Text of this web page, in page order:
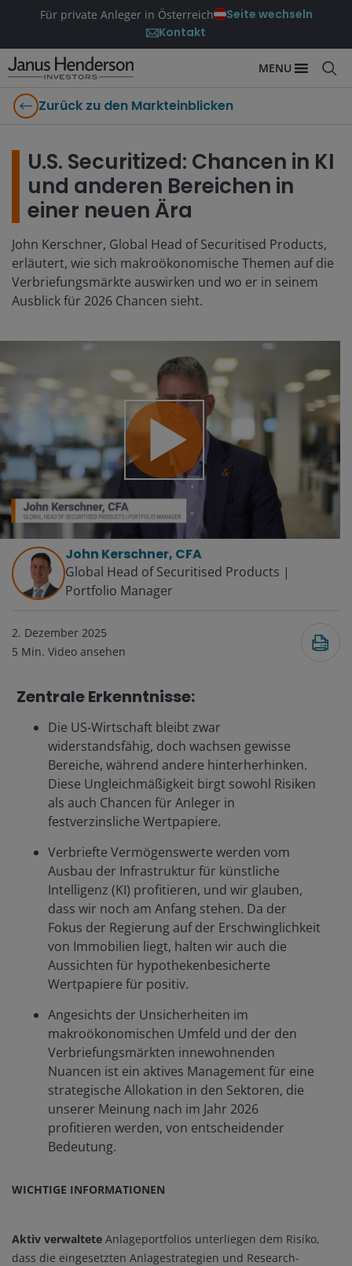
Für private Anleger in Österreich
Seite wechseln
Kontakt
MENU
Zurück zu den Markteinblicken
U.S. Securitized: Chancen in KI
und anderen Bereichen in
einer neuen Ära
John Kerschner, Global Head of Securitised Products,
erläutert, wie sich makroökonomische Themen auf die
Verbriefungsmärkte auswirken und wo er in seinem
Ausblick für 2026 Chancen sieht.
Video
abspielen
John Kerschner, CFA
Global Head of Securitised Products |
Portfolio Manager
2. Dezember 2025
5 Min. Video ansehen
Zentrale Erkenntnisse:
Die US-Wirtschaft bleibt zwar
widerstandsfähig, doch wachsen gewisse
Bereiche, während andere hinterherhinken.
Diese Ungleichmäßigkeit birgt sowohl Risiken
als auch Chancen für Anleger in
festverzinsliche Wertpapiere.
Verbriefte Vermögenswerte werden vom
Ausbau der Infrastruktur für künstliche
Intelligenz (KI) profitieren, und wir glauben,
dass wir noch am Anfang stehen. Da der
Fokus der Regierung auf der Erschwinglichkeit
von Immobilien liegt, halten wir auch die
Aussichten für hypothekenbesicherte
Wertpapiere für positiv.
Angesichts der Unsicherheiten im
makroökonomischen Umfeld und der den
Verbriefungsmärkten innewohnenden
Nuancen ist ein aktives Management für eine
strategische Allokation in den Sektoren, die
unserer Meinung nach im Jahr 2026
profitieren werden, von entscheidender
Bedeutung.
WICHTIGE INFORMATIONEN
Aktiv verwaltete Anlageportfolios unterliegen dem Risiko,
dass die eingesetzten Anlagestrategien und Research-